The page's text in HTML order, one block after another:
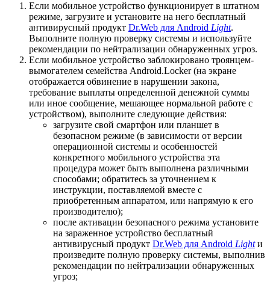
Если мобильное устройство функционирует в штатном
режиме, загрузите и установите на него бесплатный
антивирусный продукт Dr.Web для Android Light.
Выполните полную проверку системы и используйте
рекомендации по нейтрализации обнаруженных угроз.
Если мобильное устройство заблокировано троянцем-
вымогателем семейства Android.Locker (на экране
отображается обвинение в нарушении закона,
требование выплаты определенной денежной суммы
или иное сообщение, мешающее нормальной работе с
устройством), выполните следующие действия:
загрузите свой смартфон или планшет в
безопасном режиме (в зависимости от версии
операционной системы и особенностей
конкретного мобильного устройства эта
процедура может быть выполнена различными
способами; обратитесь за уточнением к
инструкции, поставляемой вместе с
приобретенным аппаратом, или напрямую к его
производителю);
после активации безопасного режима установите
на зараженное устройство бесплатный
антивирусный продукт Dr.Web для Android Lightи
произведите полную проверку системы, выполнив
рекомендации по нейтрализации обнаруженных
угроз;